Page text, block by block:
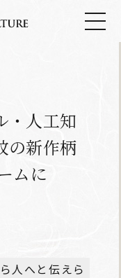
・人工知
の新作柄
ムに
人へと伝えら